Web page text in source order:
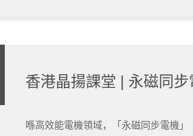
香港晶揚課堂 | 永磁同
喺高效能電機領域，「永磁同步電機